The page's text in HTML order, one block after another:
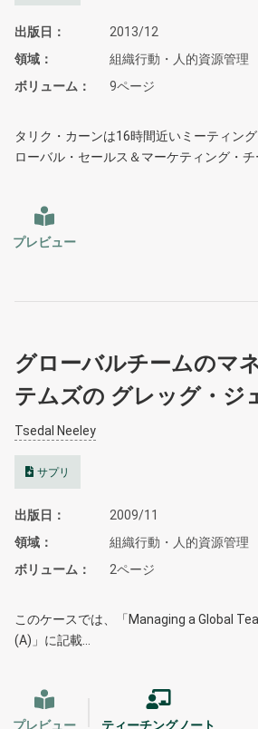
出版日
2013/12
領域
組織行動・人的資源管理
ボリューム
9ページ
タリク・カーンは16時間近いミーティン
ローバル・セールス＆マーケティング・
プレビュー
グローバルチームのマ
テムズの グレッグ・ジ
Tsedal Neeley
サプリ
出版日
2009/11
領域
組織行動・人的資源管理
ボリューム
2ページ
このケースでは、「Managing a Global
(A)」に記載…
プレビュー ティーチングノート